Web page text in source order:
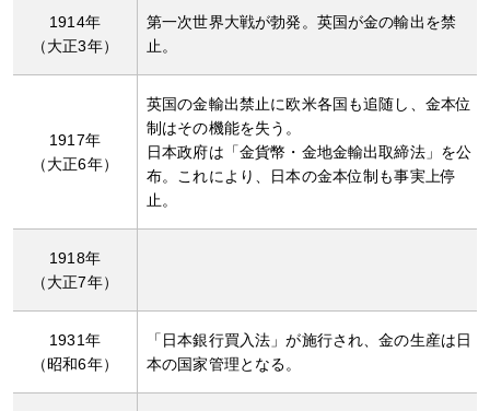
1914年
（大正3年）
第一次世界大戦が勃発。英国が金の輸出を禁
止。
1917年
（大正6年）
英国の金輸出禁止に欧米各国も追随し、金本位
制はその機能を失う。
日本政府は「金貨幣・金地金輸出取締法」を公
布。これにより、日本の金本位制も事実上停
止。
1918年
（大正7年）
1931年
（昭和6年）
「日本銀行買入法」が施行され、金の生産は日
本の国家管理となる。